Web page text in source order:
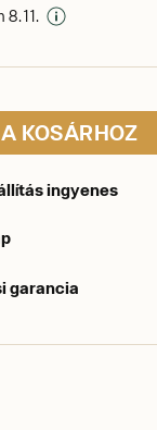
11.
KOSÁRHOZ
ingyenes
garancia